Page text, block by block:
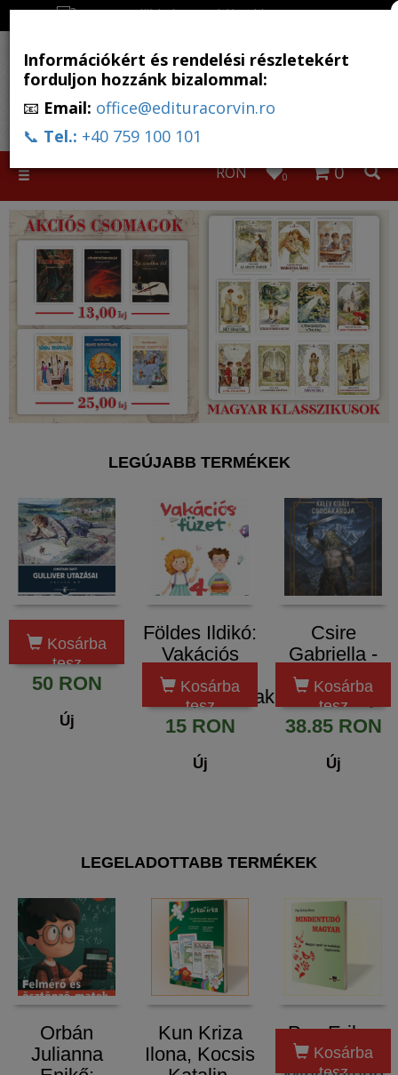
Ingyenes szállítás, ha a rendelés több, mint 500 RON
Toggle
0
0
RON
LEGÚJABB TERMÉKEK
A Gulliver
utazásai
50 RON
Új
Kosárba
tesz
Földes Ildikó:
Vakációs
füzet 4.
osztályosoknak
15 RON
Új
Kosárba
tesz
Csire
Gabriella -
Kalev király
csodakardja
38.85 RON
Új
Kosárba
tesz
LEGELADOTTABB TERMÉKEK
Orbán
Julianna
Kun Kriza
Ilona, Kocsis
​Pap Erika-
Nóra:
Kosárba
Információkért és rendelési részletekért
forduljon hozzánk bizalommal:
📧 Email: office@edituracorvin.ro
📞 Tel.: +40 759 100 101